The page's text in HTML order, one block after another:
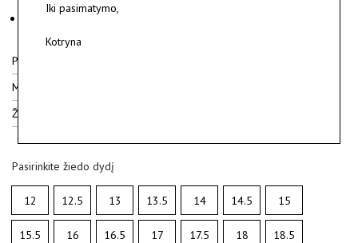
Svoris: ~ 3 g.
Pristatymas
Medžiagos
Žiedų dydžiai
Pasirinkite žiedo dydį
12 12.5 13 13.5 14 14.5 15
15.5 16 16.5 17 17.5 18 18.5
Iki pasimatymo,
Kotryna